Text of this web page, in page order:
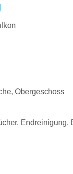
Obergeschoss
Endreinigung,